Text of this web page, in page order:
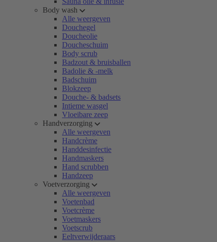
Body wash
Alle weergeven
Douchegel
Doucheolie
Doucheschuim
Body scrub
Badzout & bruisballen
Badolie & -melk
Badschuim
Blokzeep
Douche- & badsets
Intieme wasgel
Vloeibare zeep
Handverzorging
Alle weergeven
Handcrème
Handdesinfectie
Handmaskers
Hand scrubben
Handzeep
Voetverzorging
Alle weergeven
Voetenbad
Voetcrème
Voetmaskers
Voetscrub
Eeltverwijderaars